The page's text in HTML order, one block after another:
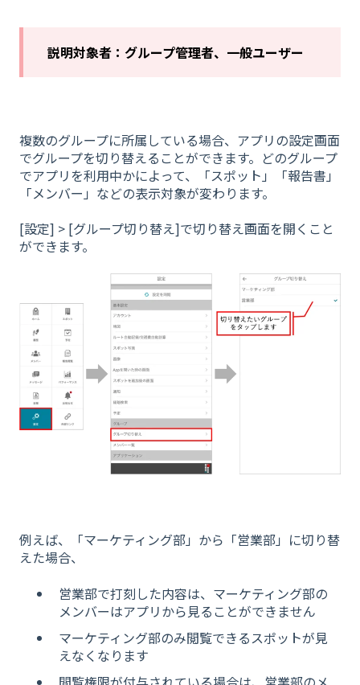
説明対象者：グループ管理者、一般ユーザー
複数のグループに所属している場合、アプリの設定画面
でグループを切り替えることができます。どのグループ
でアプリを利用中かによって、「スポット」「報告書」
「メンバー」などの表示対象が変わります。
[設定] > [グループ切り替え]で切り替え画面を開くこと
ができます。
例えば、「マーケティング部」から「営業部」に切り替
えた場合、
営業部で打刻した内容は、マーケティング部の
メンバーはアプリから見ることができません
マーケティング部のみ閲覧できるスポットが見
えなくなります